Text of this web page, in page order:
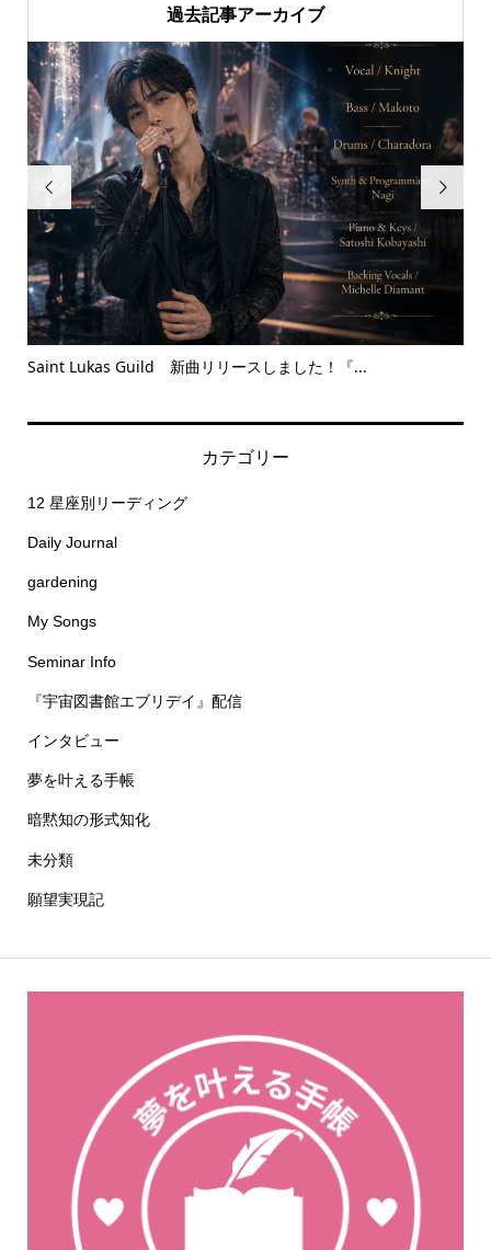
過去記事アーカイブ

Saint Lukas Guild 新曲リリースしました！『...

カテゴリー
12 星座別リーディング
Daily Journal
gardening
My Songs
Seminar Info
『宇宙図書館エブリデイ』配信
インタビュー
夢を叶える手帳
暗黙知の形式知化
未分類
願望実現記